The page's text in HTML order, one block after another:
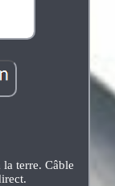
terre. Câble